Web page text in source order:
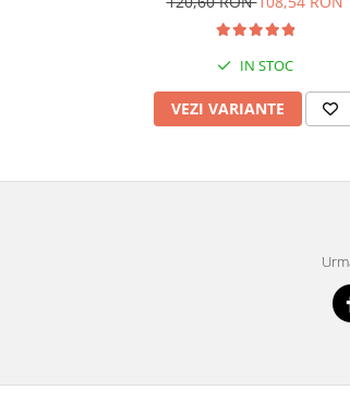
IN STOC
VEZI VARIANTE